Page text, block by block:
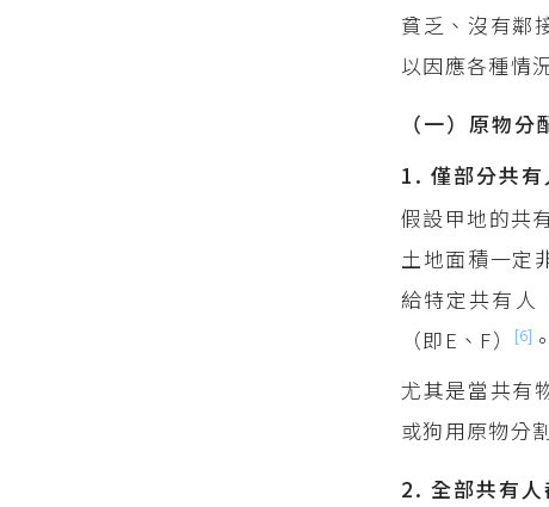
貧乏、沒有鄰
以因應各種情
（一）原物
1. 僅部分共
假設甲地的共
土地面積一定
給特定共有人
（即E、F）
[6] 。
尤其是當共有
或狗用原物分
2. 全部共有人